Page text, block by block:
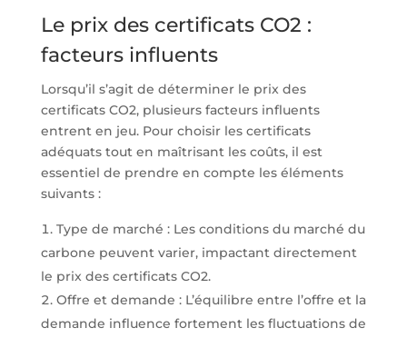
Le prix des certificats CO2 :
facteurs influents
Lorsqu’il s’agit de déterminer le prix des
certificats CO2, plusieurs facteurs influents
entrent en jeu. Pour choisir les certificats
adéquats tout en maîtrisant les coûts, il est
essentiel de prendre en compte les éléments
suivants :
Type de marché : Les conditions du marché du
carbone peuvent varier, impactant directement
le prix des certificats CO2.
Offre et demande : L’équilibre entre l’offre et la
demande influence fortement les fluctuations de